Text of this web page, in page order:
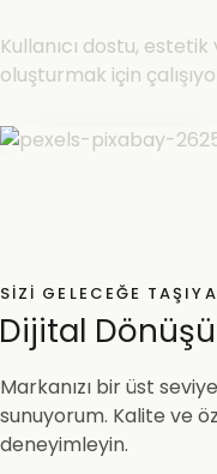
Kullanıcı dostu,
oluşturmak için
SIZI GELECEĞE
Dijital
Markanızı bir üst
sunuyorum. Kalite ve
deneyimleyin.